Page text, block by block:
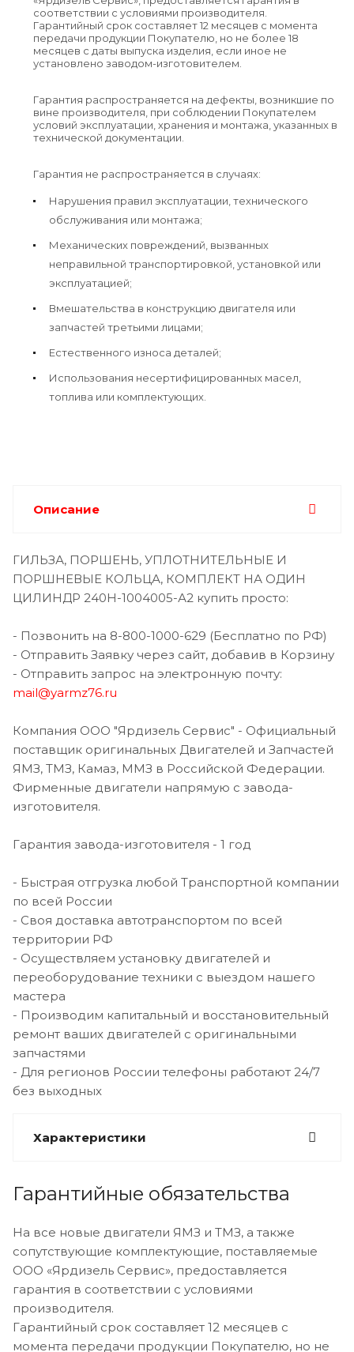
соответствии с условиями производителя.
Гарантийный срок составляет 12 месяцев с момента
передачи продукции Покупателю, но не более 18
месяцев с даты выпуска изделия, если иное не
установлено заводом-изготовителем.
Гарантия распространяется на дефекты, возникшие по
вине производителя, при соблюдении Покупателем
условий эксплуатации, хранения и монтажа, указанных в
технической документации.
Гарантия не распространяется в случаях:
Нарушения правил эксплуатации, технического
обслуживания или монтажа;
Механических повреждений, вызванных
неправильной транспортировкой, установкой или
эксплуатацией;
Вмешательства в конструкцию двигателя или
запчастей третьими лицами;
Естественного износа деталей;
Использования несертифицированных масел,
топлива или комплектующих.
Описание
ГИЛЬЗА, ПОРШЕНЬ, УПЛОТНИТЕЛЬНЫЕ И
ПОРШНЕВЫЕ КОЛЬЦА, КОМПЛЕКТ НА ОДИН
ЦИЛИНДР 240Н-1004005-А2 купить просто:
- Позвонить на 8-800-1000-629 (Бесплатно по РФ)
- Отправить Заявку через сайт, добавив в Корзину
- Отправить запрос на электронную почту:
mail@yarmz76.ru
Компания ООО "Ярдизель Сервис" - Официальный
поставщик оригинальных Двигателей и Запчастей
ЯМЗ, ТМЗ, Камаз, ММЗ в Российской Федерации.
Фирменные двигатели напрямую с завода-
изготовителя.
Гарантия завода-изготовителя - 1 год
- Быстрая отгрузка любой Транспортной компании
по всей России
- Своя доставка автотранспортом по всей
территории РФ
- Осуществляем установку двигателей и
переоборудование техники с выездом нашего
мастера
- Производим капитальный и восстановительный
ремонт ваших двигателей с оригинальными
запчастями
- Для регионов России телефоны работают 24/7
без выходных
Характеристики
Гарантийные обязательства
На все новые двигатели ЯМЗ и ТМЗ, а также
сопутствующие комплектующие, поставляемые
ООО «Ярдизель Сервис», предоставляется
гарантия в соответствии с условиями
производителя.
Гарантийный срок составляет 12 месяцев с
момента передачи продукции Покупателю, но не